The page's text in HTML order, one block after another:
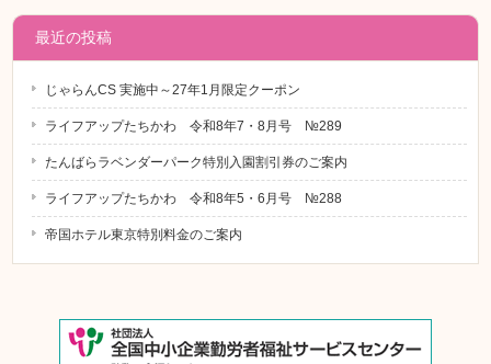
最近の投稿
じゃらんCS 実施中～27年1月限定クーポン
ライフアップたちかわ 令和8年7・8月号 №289
たんばらラベンダーパーク特別入園割引券のご案内
ライフアップたちかわ 令和8年5・6月号 №288
帝国ホテル東京特別料金のご案内